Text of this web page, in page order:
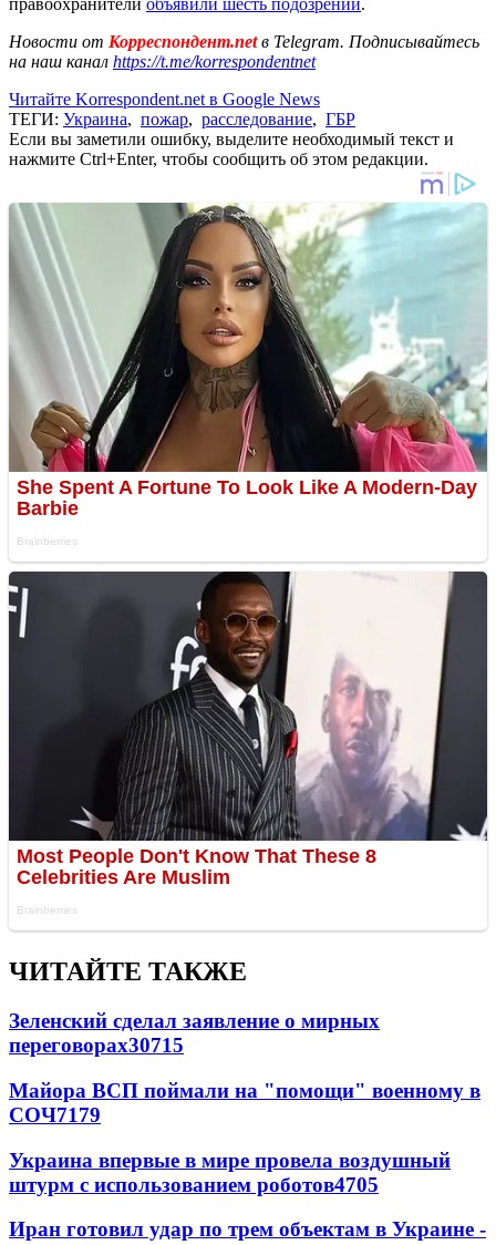
Новости от Корреспондент.netв Telegram. Подписывайтесь
на наш канал https://t.me/korrespondentnet
Читайте Korrespondent.net в Google News
ТЕГИ: Украина, пожар, расследование, ГБР
Если вы заметили ошибку, выделите необходимый текст и
нажмите Ctrl+Enter, чтобы сообщить об этом редакции.
ЧИТАЙТЕ ТАКЖЕ
Зеленский сделал заявление о мирных
переговорах30715
Майора ВСП поймали на "помощи" военному в
СОЧ7179
Украина впервые в мире провела воздушный
штурм с использованием роботов4705
Иран готовил удар по трем объектам в Украине -